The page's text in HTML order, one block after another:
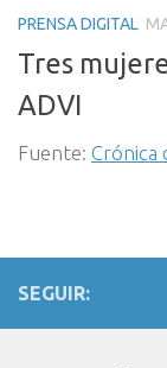
PRENSA DIGITAL
Tres
ADVI
Fuente: Crónica
SEGUIR: